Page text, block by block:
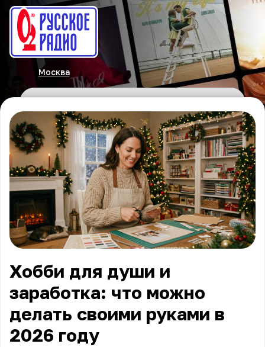
Москва
Хобби для души и
заработка: что можно
делать своими руками в
2026 году